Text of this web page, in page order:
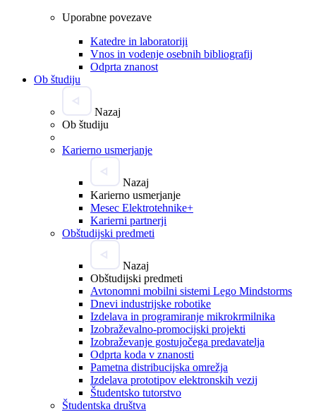
Uporabne povezave
Katedre in laboratoriji
Vnos in vodenje osebnih bibliografij
Odprta znanost
Ob študiju
Nazaj
Ob študiju
Karierno usmerjanje
Nazaj
Karierno usmerjanje
Mesec Elektrotehnike+
Karierni partnerji
Obštudijski predmeti
Nazaj
Obštudijski predmeti
Avtonomni mobilni sistemi Lego Mindstorms
Dnevi industrijske robotike
Izdelava in programiranje mikrokrmilnika
Izobraževalno-promocijski projekti
Izobraževanje gostujočega predavatelja
Odprta koda v znanosti
Pametna distribucijska omrežja
Izdelava prototipov elektronskih vezij
Študentsko tutorstvo
Študentska društva